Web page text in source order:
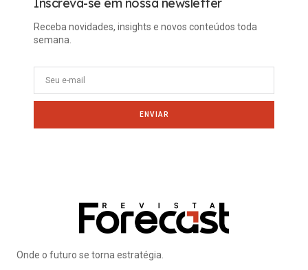
Inscreva-se em nossa newsletter
Receba novidades, insights e novos conteúdos toda
semana.
ENVIAR
Onde o futuro se torna estratégia.